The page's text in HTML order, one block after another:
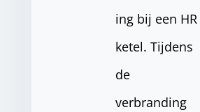
ing bij een HR
ketel. Tijdens
de
verbranding